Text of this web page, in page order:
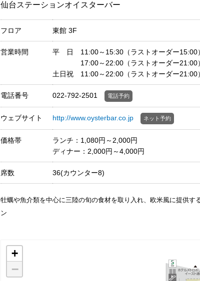
仙台ステーションオイスターバー
フロア 東館 3F
営業時間
平 日 11:00～15:30（ラストオーダー15:00）
17:00～22:00（ラストオーダー21:00）
土日祝 11:00～22:00（ラストオーダー21:00）
電話番号 022-792-2501 電話予約
ウェブサイト http://www.oysterbar.co.jp ネット予約
価格帯
ランチ：1,080円～2,000円
ディナー：2,000円～4,000円
席数 36(カウンター8)
牡蠣や魚介類を中心に三陸の旬の食材を取り入れ、欧米風に提供す
ン
+
−